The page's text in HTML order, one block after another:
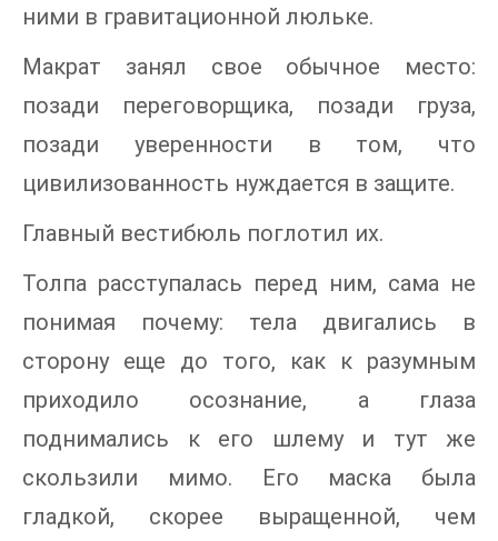
ними в гравитационной люльке.
Макрат занял свое обычное место:
позади переговорщика, позади груза,
позади уверенности в том, что
цивилизованность нуждается в защите.
Главный вестибюль поглотил их.
Толпа расступалась перед ним, сама не
понимая почему: тела двигались в
сторону еще до того, как к разумным
приходило осознание, а глаза
поднимались к его шлему и тут же
скользили мимо. Его маска была
гладкой, скорее выращенной, чем